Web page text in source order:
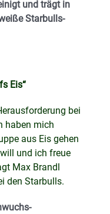
und trägt in
Starbulls-
Eis“
bei
haben mich
aus Eis gehen
und ich freue
Max Brandl
den Starbulls.